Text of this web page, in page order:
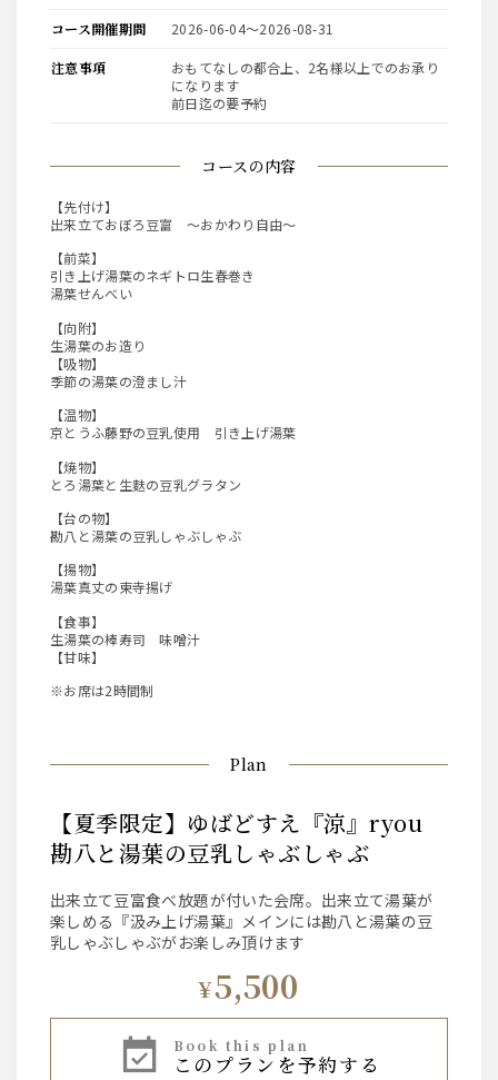
コースの内容
【先付け】
出来立ておぼろ豆富 ～おかわり自由～
【前菜】
引き上げ湯葉のネギトロ生春巻き
湯葉せんべい
【向附】
生湯葉のお造り
【吸物】
季節の湯葉の澄まし汁
【温物】
京とうふ藤野の豆乳使用 引き上げ湯葉
【焼物】
とろ湯葉と生麩の豆乳グラタン
【台の物】
勘八と湯葉の豆乳しゃぶしゃぶ
【揚物】
湯葉真丈の東寺揚げ
【食事】
生湯葉の棒寿司 味噌汁
【甘味】
※お席は2時間制
コース開催期間 2026-06-04〜2026-08-31
注意事項
おもてなしの都合上、2名様以上でのお承り
になります
前日迄の要予約
Plan
【夏季限定】ゆばどすえ『涼』ryou
勘八と湯葉の豆乳しゃぶしゃぶ
出来立て豆富食べ放題が付いた会席。出来立て湯葉が
楽しめる『汲み上げ湯葉』メインには勘八と湯葉の豆
乳しゃぶしゃぶがお楽しみ頂けます
¥5,500
book this plan
このプランを予約する